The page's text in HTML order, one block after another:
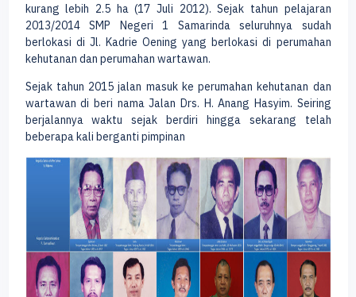
kurang lebih 2.5 ha (17 Juli 2012). Sejak tahun pelajaran
2013/2014 SMP Negeri 1 Samarinda seluruhnya sudah
berlokasi di Jl. Kadrie Oening yang berlokasi di perumahan
kehutanan dan perumahan wartawan.
Sejak tahun 2015 jalan masuk ke perumahan kehutanan dan
wartawan di beri nama Jalan Drs. H. Anang Hasyim. Seiring
berjalannya waktu sejak berdiri hingga sekarang telah
beberapa kali berganti pimpinan